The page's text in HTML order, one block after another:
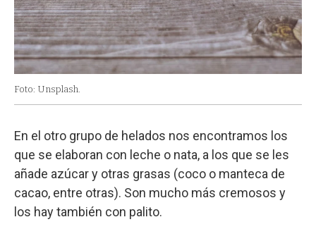
Foto: Unsplash.
En el otro grupo de helados nos encontramos los
que se elaboran con leche o nata, a los que se les
añade azúcar y otras grasas (coco o manteca de
cacao, entre otras). Son mucho más cremosos y
los hay también con palito.